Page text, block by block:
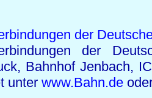
der
der
Bahnhof Jenbach,
unter www.Bahn.de